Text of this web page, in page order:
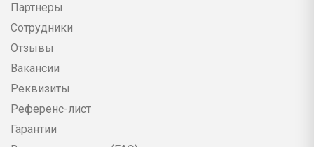
Партнеры
Сотрудники
Отзывы
Вакансии
Реквизиты
Референс-лист
Гарантии